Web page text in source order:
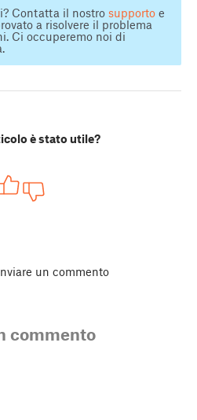
Contatta il nostro supportoe
a risolvere il problema
Ci occuperemo noi di
è stato utile?
un commento
commento